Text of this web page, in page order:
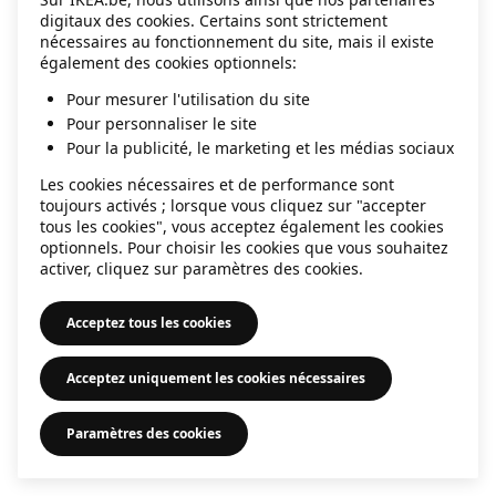
information).
digitaux des cookies. Certains sont strictement
nécessaires au fonctionnement du site, mais il existe
également des cookies optionnels:
Pour mesurer l'utilisation du site
Pour personnaliser le site
Pour la publicité, le marketing et les médias sociaux
Les cookies nécessaires et de performance sont
toujours activés ; lorsque vous cliquez sur "accepter
tous les cookies", vous acceptez également les cookies
optionnels. Pour choisir les cookies que vous souhaitez
activer, cliquez sur paramètres des cookies.
Acceptez tous les cookies
Acceptez uniquement les cookies nécessaires
Paramètres des cookies